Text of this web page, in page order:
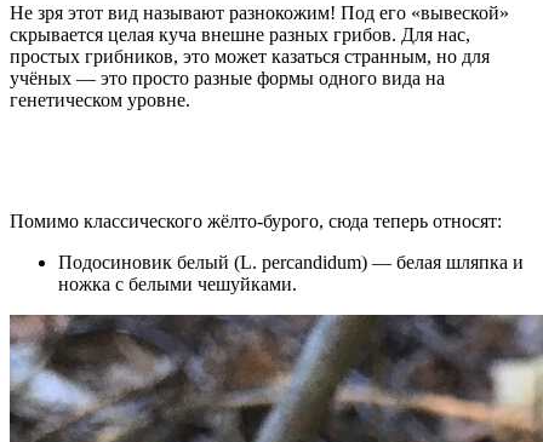
Не зря этот вид называют разнокожим! Под его «вывеской»
скрывается целая куча внешне разных грибов. Для нас,
простых грибников, это может казаться странным, но для
учёных — это просто разные формы одного вида на
генетическом уровне.
Помимо классического жёлто-бурого, сюда теперь относят:
Подосиновик белый (L. percandidum) — белая шляпка и
ножка с белыми чешуйками.